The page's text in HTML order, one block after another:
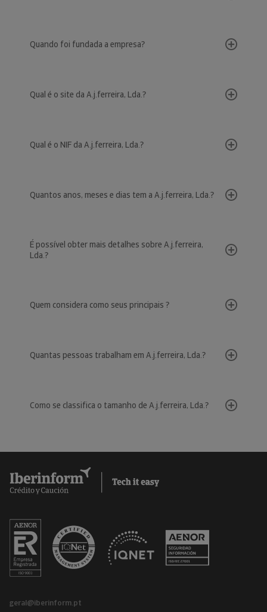
Quando foi fundada a empresa?
Qual é o site da A.j.ferreira, Lda.?
Qual é o NIF da A.j.ferreira, Lda.?
Quantos anos, meses e dias tem a A.j.ferreira, Lda.?
É possível obter mais detalhes sobre A.j.ferreira,
Lda.?
Quem considera como seus principais ?
Quantas pessoas trabalham em A.j.ferreira, Lda.?
Como se classifica o tamanho de A.j.ferreira, Lda.?
geral@iberinform.pt